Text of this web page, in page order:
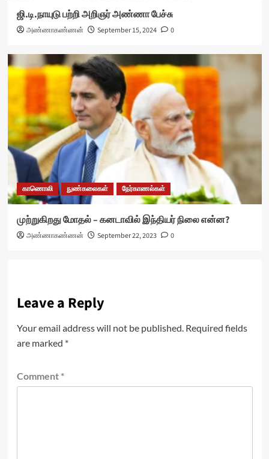
ஜி.டி.நாயுடு பற்றி அறிஞர் அண்ணா பேச்சு
அண்ணாகண்ணன் September 15, 2024 0
காணொலி நுண்கலைகள் நேர்காணல்கள்
முற்றுகிறது மோதல் – கனடாவில் இந்தியர் நிலை என்ன?
அண்ணாகண்ணன் September 22, 2023 0
Leave a Reply
Your email address will not be published. Required fields
are marked *
Comment *